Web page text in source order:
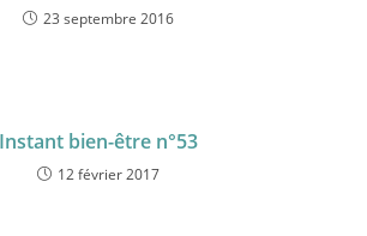
23 septembre 2016
Instant bien-être n°53
12 février 2017